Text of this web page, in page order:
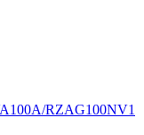
RZAG100NV1